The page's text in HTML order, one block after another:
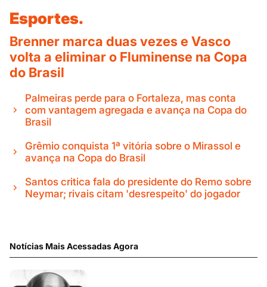
Esportes.
Brenner marca duas vezes e Vasco
volta a eliminar o Fluminense na Copa
do Brasil
Palmeiras perde para o Fortaleza, mas conta
com vantagem agregada e avança na Copa do
Brasil
Grêmio conquista 1ª vitória sobre o Mirassol e
avança na Copa do Brasil
Santos critica fala do presidente do Remo sobre
Neymar; rivais citam 'desrespeito' do jogador
Notícias Mais Acessadas Agora